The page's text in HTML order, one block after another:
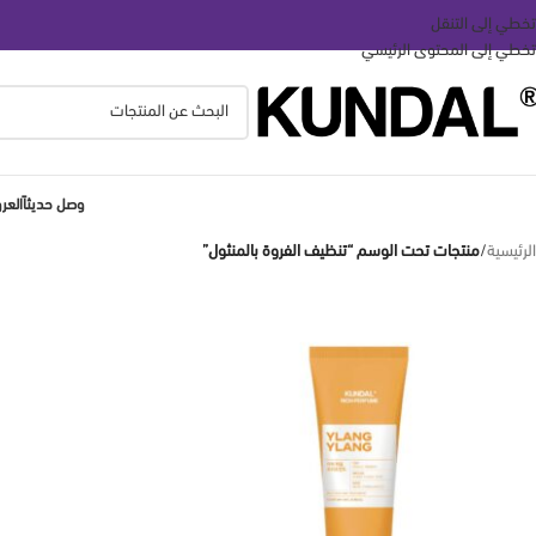
تخطي إلى التنقل
تخطي إلى المحتوى الرئيسي
وصل حديثاً
الرئيسية/منتجات تحت الوسم “تنظيف الفروة بالمنثول”